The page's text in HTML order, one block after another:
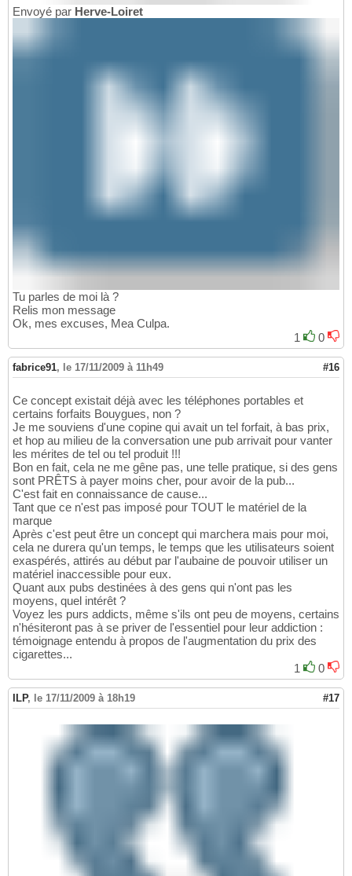
Envoyé par Herve-Loiret
Tu parles de moi là ?
Relis mon message
Ok, mes excuses, Mea Culpa.
1
0
fabrice91, le 17/11/2009 à 11h49 #16
Ce concept existait déjà avec les téléphones portables et
certains forfaits Bouygues, non ?
Je me souviens d'une copine qui avait un tel forfait, à bas prix,
et hop au milieu de la conversation une pub arrivait pour vanter
les mérites de tel ou tel produit !!!
Bon en fait, cela ne me gêne pas, une telle pratique, si des gens
sont PRÊTS à payer moins cher, pour avoir de la pub...
C'est fait en connaissance de cause...
Tant que ce n'est pas imposé pour TOUT le matériel de la
marque
Après c'est peut être un concept qui marchera mais pour moi,
cela ne durera qu'un temps, le temps que les utilisateurs soient
exaspérés, attirés au début par l'aubaine de pouvoir utiliser un
matériel inaccessible pour eux.
Quant aux pubs destinées à des gens qui n'ont pas les
moyens, quel intérêt ?
Voyez les purs addicts, même s'ils ont peu de moyens, certains
n'hésiteront pas à se priver de l'essentiel pour leur addiction :
témoignage entendu à propos de l'augmentation du prix des
cigarettes...
1
0
ILP, le 17/11/2009 à 18h19 #17